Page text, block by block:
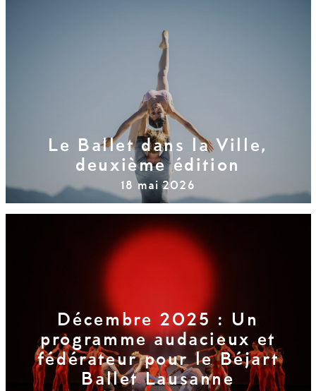
Le Ballet dans la Ville,
deuxième édition
18 mai 2026
Décembre 2025 : Un
programme audacieux et
fédérateur pour le Béjart
Ballet Lausanne